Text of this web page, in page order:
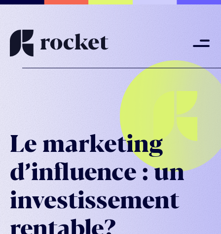
Le marketing
d’influence : un
investissement
rentable?